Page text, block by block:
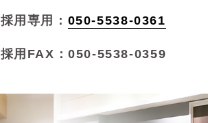
採用専用： 050-5538-0361
採用FAX：050-5538-0359